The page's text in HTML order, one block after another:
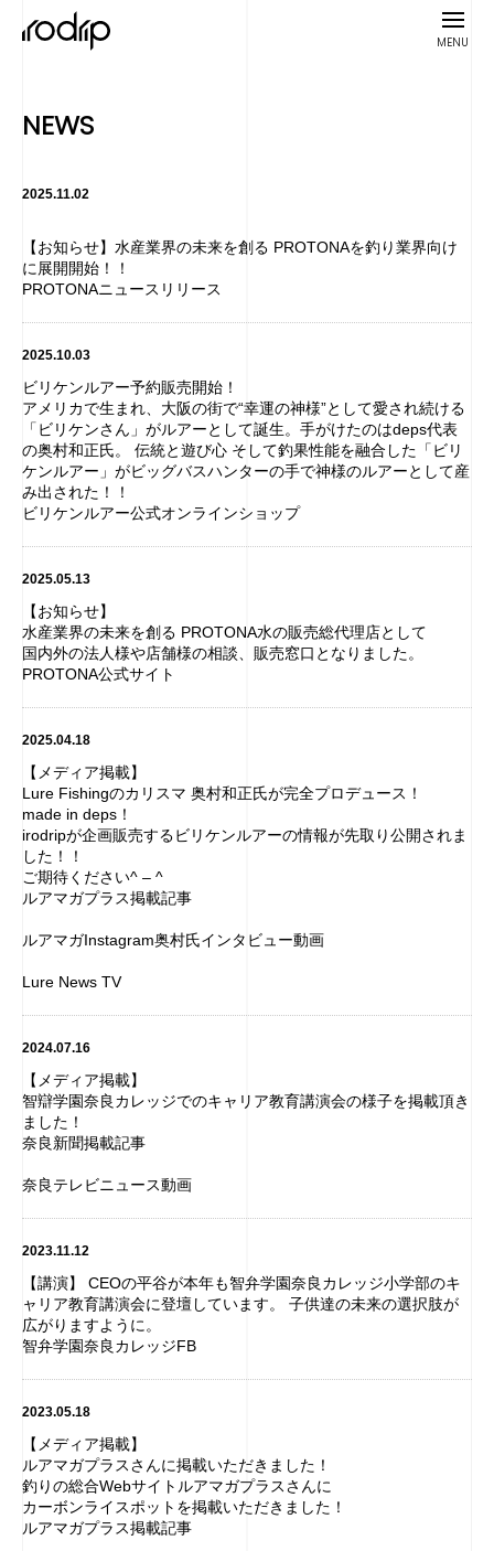
MENU
NEWS
2025.11.02
【お知らせ】水産業界の未来を創る PROTONAを釣り業界向け
に展開開始！！
PROTONAニュースリリース
2025.10.03
ビリケンルアー予約販売開始！
アメリカで生まれ、大阪の街で“幸運の神様”として愛され続ける
「ビリケンさん」がルアーとして誕生。手がけたのはdeps代表
の奥村和正氏。 伝統と遊び心 そして釣果性能を融合した「ビリ
ケンルアー」がビッグバスハンターの手で神様のルアーとして産
み出された！！
ビリケンルアー公式オンラインショップ
2025.05.13
【お知らせ】
水産業界の未来を創る PROTONA水の販売総代理店として
国内外の法人様や店舗様の相談、販売窓口となりました。
PROTONA公式サイト
2025.04.18
【メディア掲載】
Lure Fishingのカリスマ 奥村和正氏が完全プロデュース！
made in deps！
irodripが企画販売するビリケンルアーの情報が先取り公開されま
した！！
ご期待ください^ – ^
ルアマガプラス掲載記事
ルアマガInstagram奥村氏インタビュー動画
Lure News TV
2024.07.16
【メディア掲載】
智辯学園奈良カレッジでのキャリア教育講演会の様子を掲載頂き
ました！
奈良新聞掲載記事
奈良テレビニュース動画
2023.11.12
【講演】 CEOの平谷が本年も智弁学園奈良カレッジ小学部のキ
ャリア教育講演会に登壇しています。 子供達の未来の選択肢が
広がりますように。
智弁学園奈良カレッジFB
2023.05.18
【メディア掲載】
ルアマガプラスさんに掲載いただきました！
釣りの総合Webサイトルアマガプラスさんに
カーボンライスポットを掲載いただきました！
ルアマガプラス掲載記事